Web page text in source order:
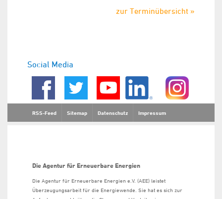
zur Terminübersicht »
Social Media
RSS-Feed Sitemap Datenschutz Impressum
Die Agentur für Erneuerbare Energien
Die Agentur für Erneuerbare Energien e.V. (AEE) leistet
Überzeugungsarbeit für die Energiewende. Sie hat es sich zur